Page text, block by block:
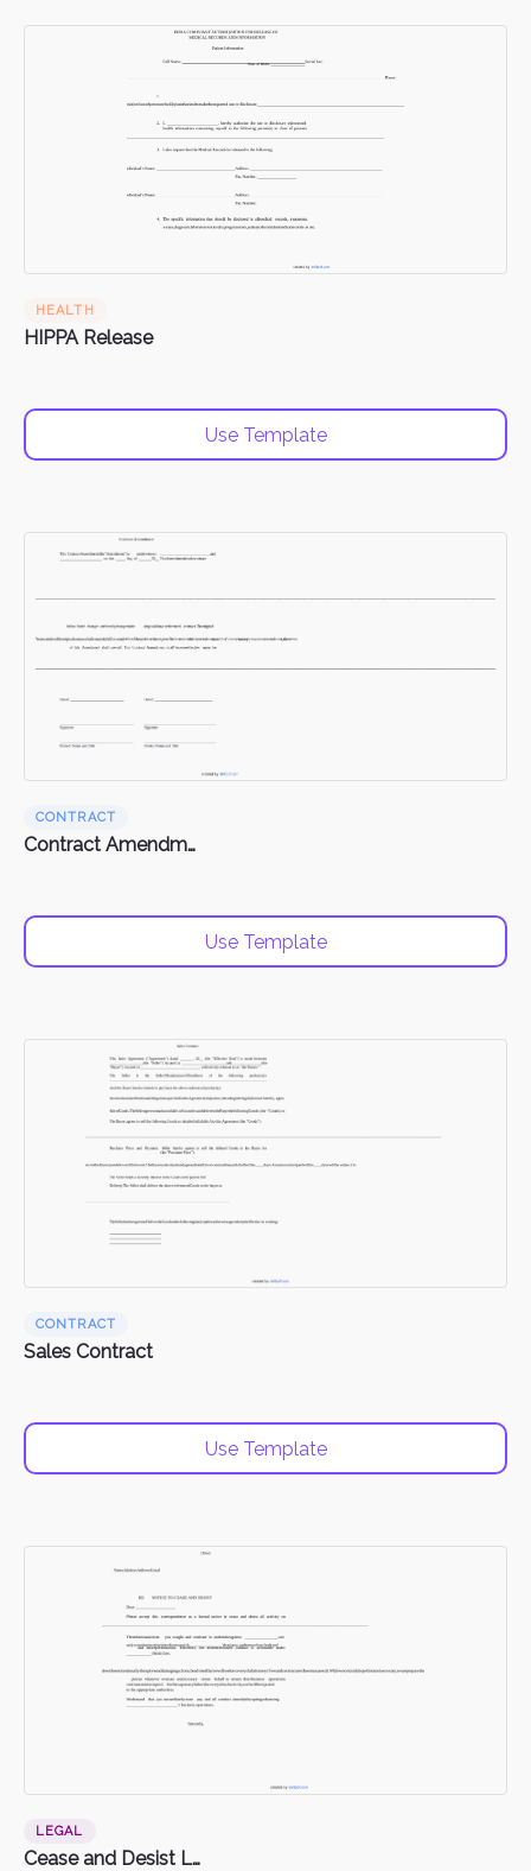
HEALTH
HIPPA Release
Use Template
CONTRACT
Contract Amendments
Use Template
CONTRACT
Sales Contract
Use Template
LEGAL
Cease and Desist Letter